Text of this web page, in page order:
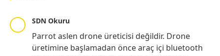
SDN Okuru
Parrot aslen drone üreticisi değildir. Drone
üretimine başlamadan önce araç içi bluetooth